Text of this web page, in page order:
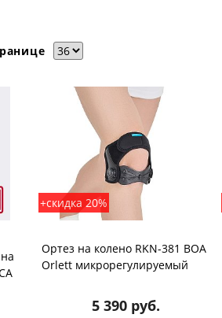
+скидка 20%
Ортез на колено RKN-381 BOA
Orlett микрорегулируемый
5 390 руб.